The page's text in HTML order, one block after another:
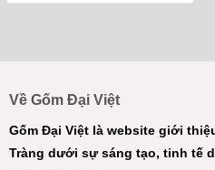
Về Gốm Đại Việt
Gốm Đại Việt là website giới
Tràng dưới sự sáng tạo, tinh tế